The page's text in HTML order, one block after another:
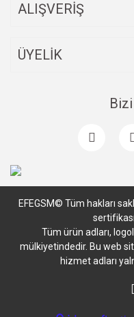
ALIŞVERİŞ
ÜYELİK
EFEGSM© Tüm hakları
Tüm ürün adları,
mülkiyetindedir. Bu web
hizmet adları